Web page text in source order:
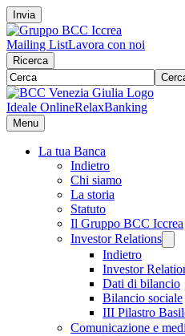
Invia
Mailing ListLavora con noi
Ricerca
Ideale OnlineRelaxBanking
Menu
La tua Banca
Indietro
Chi siamo
La storia
Statuto
Il Gruppo BCC Iccrea
Investor Relations
Indietro
Investor
Dati di bilancio
Bilancio sociale
III Pilastro
Comunicazione e